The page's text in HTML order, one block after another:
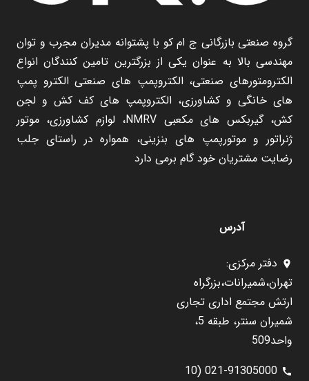
گروه صنعتی بازرگانی ج ام کو با پشتوانه مدیران مجرب و توان
مهندسی بالا به عنوان یکی از بزرگترین تامین کنندگان انواع
الکترومتورهای صنعتی، الکتروپمپ های صنعتی الکترو پمپ
های خانگی و کشاورزی، الکتروپمپ های کف کش و لجن
کش، گیربکس های مکعبی NMRV، لوازم کشاورزی، موتور
ژنراتور و موتورپمپ های بنزینی، همواره در راستای جلب
رضایت مشتریان خود گام برمی دارد
آدرس
location_on
دفتر مرکزی:
تهران،شمیرانات،بزرگراه
ارتش مجتمع اداری تجاری
شمیران سنتر، طبقه 5،
واحد509
call
021-91305000 (10